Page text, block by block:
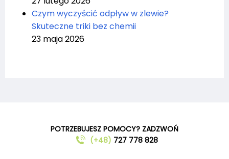
Czym wyczyścić odpływ w zlewie?
Skuteczne triki bez chemii
23 maja 2026
POTRZEBUJESZ POMOCY? ZADZWOŃ
(+48) 727 778 828